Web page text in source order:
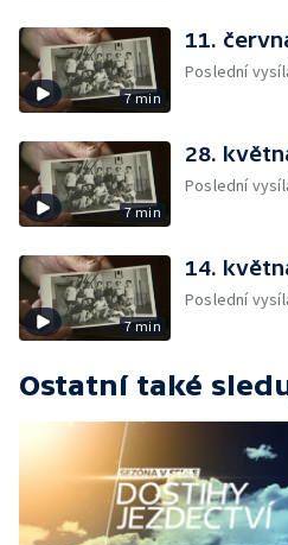
7 min
11.
Poslední
7 min
28.
Poslední
7 min
14.
Poslední
Ostatní také